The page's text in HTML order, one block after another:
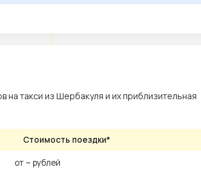
такси из Шербакуля и их приблизительная
Стоимость поездки*
от ~ рублей